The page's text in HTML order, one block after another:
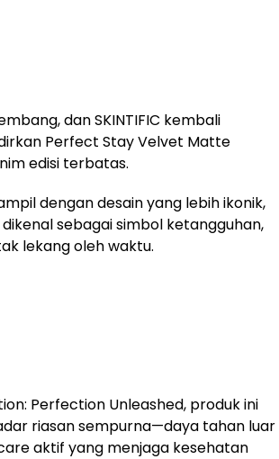
dan SKINTIFIC kembali
Perfect Stay Velvet Matte
edisi terbatas.
dengan desain yang lebih ikonik,
sebagai simbol ketangguhan,
lekang oleh waktu.
Perfection Unleashed, produk ini
riasan sempurna—daya tahan luar
aktif yang menjaga kesehatan